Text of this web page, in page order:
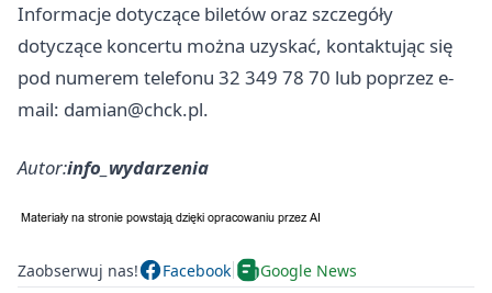
Informacje dotyczące biletów oraz szczegóły
dotyczące koncertu można uzyskać, kontaktując się
pod numerem telefonu 32 349 78 70 lub poprzez e-
mail: damian@chck.pl.
Autor:info_wydarzenia
Zaobserwuj nas! Facebook Google News